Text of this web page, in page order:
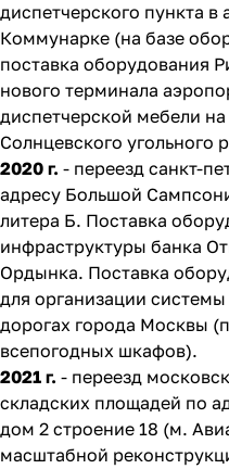
диспетчерского пункта
Коммунарке (на базе
поставка оборудования
нового терминала
диспетчерской мебели
Солнцевского угольного
2020 г. - переезд санкт-
адресу Большой
литера Б. Поставка
инфраструктуры банка
Ордынка. Поставка
для организации
дорогах города Москвы
всепогодных шкафов).
2021 г. - переезд
складских площадей по
дом 2 строение 18 (м.
масштабной